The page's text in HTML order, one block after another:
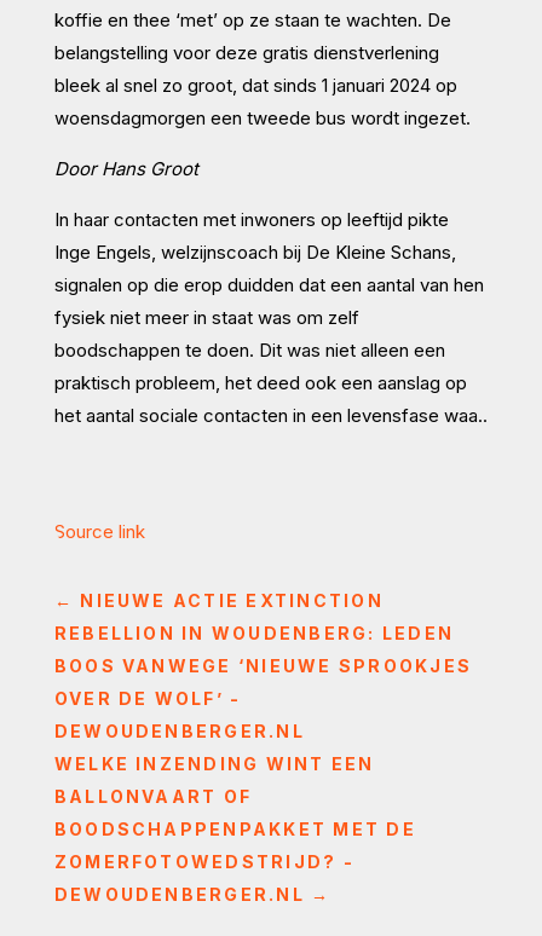
koffie en thee ‘met’ op ze staan te wachten. De
belangstelling voor deze gratis dienstverlening
bleek al snel zo groot, dat sinds 1 januari 2024 op
woensdagmorgen een tweede bus wordt ingezet.
Door Hans Groot
In haar contacten met inwoners op leeftijd pikte
Inge Engels, welzijnscoach bij De Kleine Schans,
signalen op die erop duidden dat een aantal van hen
fysiek niet meer in staat was om zelf
boodschappen te doen. Dit was niet alleen een
praktisch probleem, het deed ook een aanslag op
het aantal sociale contacten in een levensfase waa..
Source link
← NIEUWE ACTIE EXTINCTION
REBELLION IN WOUDENBERG: LEDEN
BOOS VANWEGE ‘NIEUWE SPROOKJES
OVER DE WOLF’ -
DEWOUDENBERGER.NL
WELKE INZENDING WINT EEN
BALLONVAART OF
BOODSCHAPPENPAKKET MET DE
ZOMERFOTOWEDSTRIJD? -
DEWOUDENBERGER.NL →